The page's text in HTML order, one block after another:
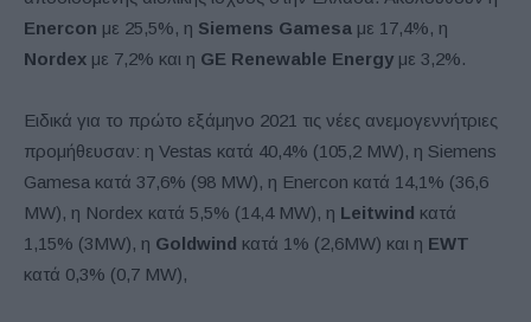
Enercon με 25,5%, η Siemens Gamesa με 17,4%, η
Nordex με 7,2% και η GE Renewable Energy με 3,2%.
Ειδικά για το πρώτο εξάμηνο 2021 τις νέες ανεμογεννήτριες
προμήθευσαν: η Vestas κατά 40,4% (105,2 ΜW), η Siemens
Gamesa κατά 37,6% (98 MW), η Enercon κατά 14,1% (36,6
MW), η Nordex κατά 5,5% (14,4 ΜW), η Leitwind κατά
1,15% (3MW), η Goldwind κατά 1% (2,6MW) και η EWT
κατά 0,3% (0,7 MW),